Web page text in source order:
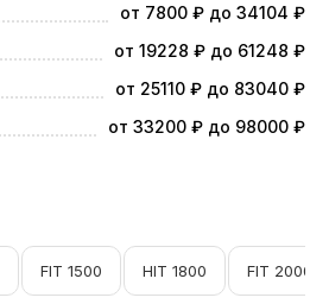
от 7800 ₽ до 34104 ₽
от 19228 ₽ до 61248 ₽
от 25110 ₽ до 83040 ₽
от 33200 ₽ до 98000 ₽
FIT 1500 HIT 1800 FIT 2000